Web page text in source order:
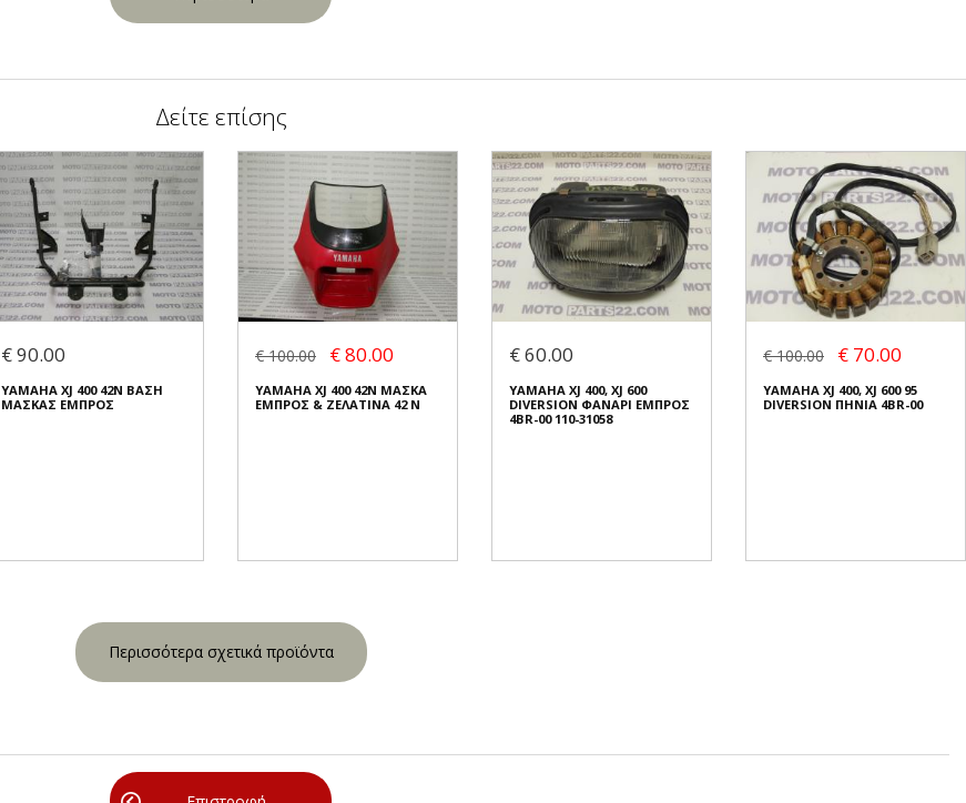
Δείτε επίσης
€ 90.00
YAMAHA XJ 400 42N ΒΑΣΗ
ΜΑΣΚΑΣ ΕΜΠΡΟΣ
€ 100.00 € 80.00
YAMAHA XJ 400 42N ΜΑΣΚΑ
ΕΜΠΡΟΣ & ΖΕΛΑΤΙΝΑ 42 N
€ 60.00
YAMAHA XJ 400, XJ 600
DIVERSION ΦΑΝΑΡΙ ΕΜΠΡΟΣ
4BR-00 110-31058
€ 100.00 € 70.00
YAMAHA XJ 400, XJ 600 95
DIVERSION ΠΗΝΙΑ 4BR-00
Περισσότερα σχετικά προϊόντα